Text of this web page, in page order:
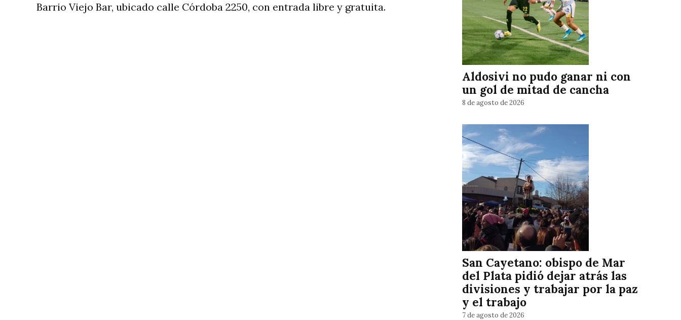
Barrio Viejo Bar, ubicado calle Córdoba 2250, con entrada libre y gratuita.
Aldosivi no pudo ganar ni con
un gol de mitad de cancha
8 de agosto de 2026
San Cayetano: obispo de Mar
del Plata pidió dejar atrás las
divisiones y trabajar por la paz
y el trabajo
7 de agosto de 2026